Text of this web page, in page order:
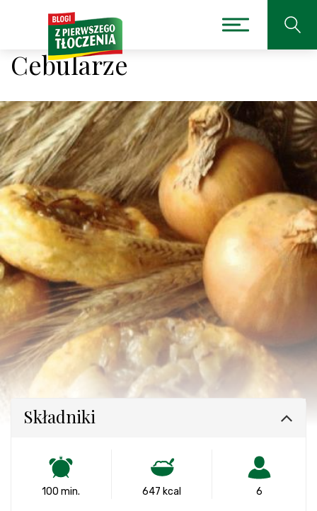
Cebularze
Składniki
100 min. 647 kcal 6